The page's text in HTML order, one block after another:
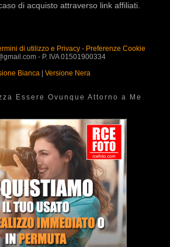
di acquisto attraverso link affiliati.
di utilizzo e Privacy- Preferenze Cookie
- P. IVA 01501900334
Bianca
Versione Nera
Essere Ovunque Attorno a Me